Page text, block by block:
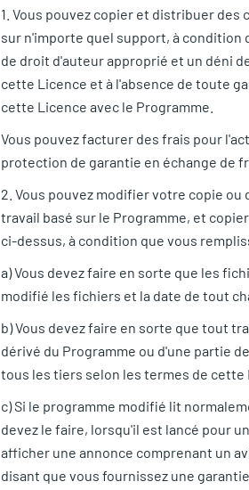
1. Vous pouvez copier et distribuer
sur n'importe quel support, à condition
de droit d'auteur approprié et un déni
cette Licence et à l'absence de toute
cette Licence avec le Programme.
Vous pouvez facturer des frais pour
protection de garantie en échange de
2. Vous pouvez modifier votre copie
travail basé sur le Programme, et
ci-dessus, à condition que vous
a) Vous devez faire en sorte que les
modifié les fichiers et la date de tout
b) Vous devez faire en sorte que tout
dérivé du Programme ou d'une partie
tous les tiers selon les termes de cette
c) Si le programme modifié lit
devez le faire, lorsqu'il est lancé pour
afficher une annonce comprenant un
disant que vous fournissez une